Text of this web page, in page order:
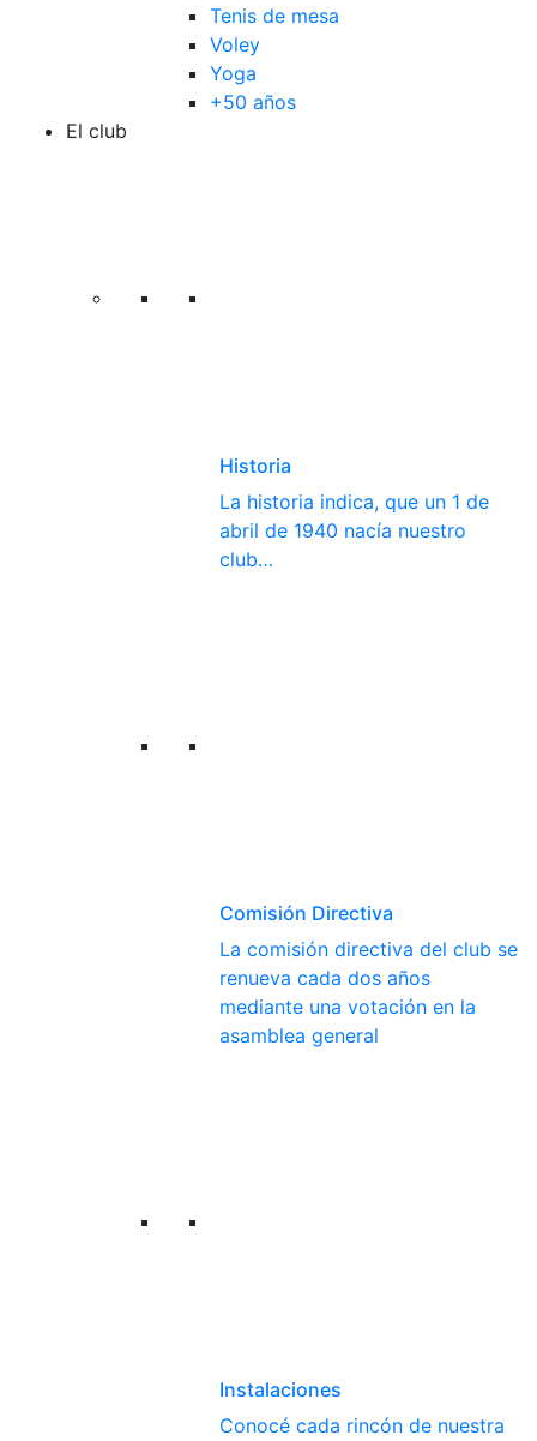
Tenis de mesa
Voley
Yoga
+50 años
El club
Historia
La historia indica, que un 1 de
abril de 1940 nacía nuestro
club…
Comisión Directiva
La comisión directiva del club se
renueva cada dos años
mediante una votación en la
asamblea general
Instalaciones
Conocé cada rincón de nuestra